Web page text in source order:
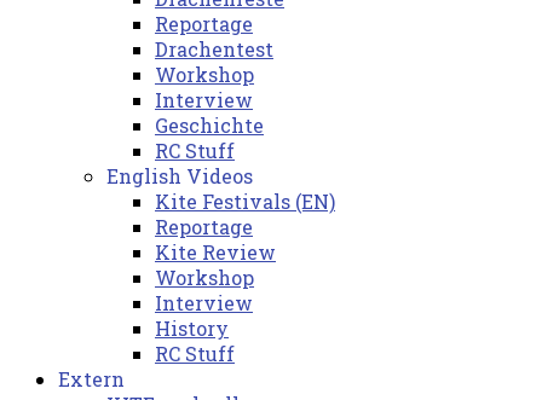
Reportage
Drachentest
Workshop
Interview
Geschichte
RC Stuff
English Videos
Kite Festivals (EN)
Reportage
Kite Review
Workshop
Interview
History
RC Stuff
Extern